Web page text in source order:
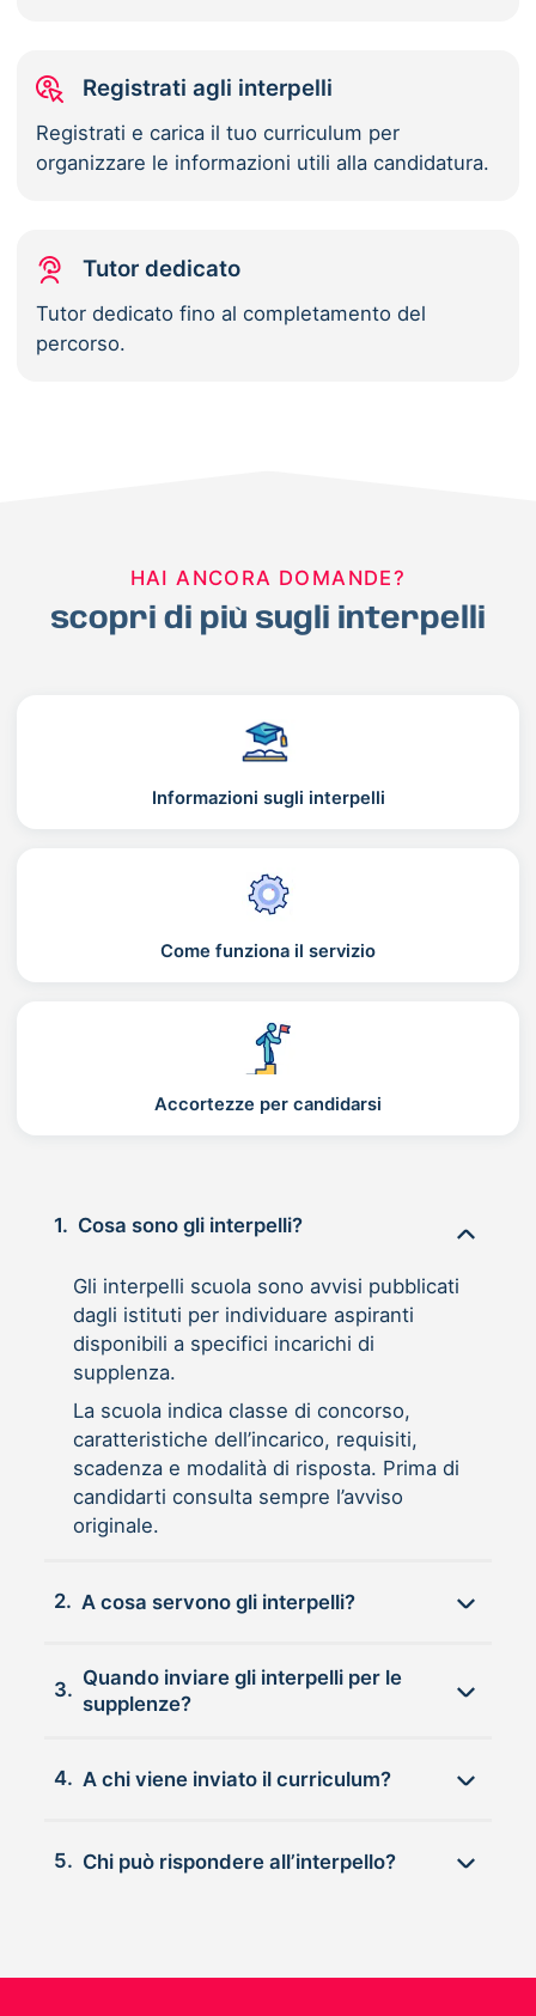
Registrati agli interpelli
Registrati e carica il tuo curriculum per
organizzare le informazioni utili alla candidatura.
Tutor dedicato
Tutor dedicato fino al completamento del
percorso.
HAI ANCORA DOMANDE?
scopri di più sugli interpelli
Informazioni sugli interpelli
Come funziona il servizio
Accortezze per candidarsi
1. Cosa sono gli interpelli?
Gli interpelli scuola sono avvisi pubblicati
dagli istituti per individuare aspiranti
disponibili a specifici incarichi di
supplenza.
La scuola indica classe di concorso,
caratteristiche dell’incarico, requisiti,
scadenza e modalità di risposta. Prima di
candidarti consulta sempre l’avviso
originale.
2. A cosa servono gli interpelli?
3.
Quando inviare gli interpelli per le
supplenze?
4. A chi viene inviato il curriculum?
5. Chi può rispondere all’interpello?